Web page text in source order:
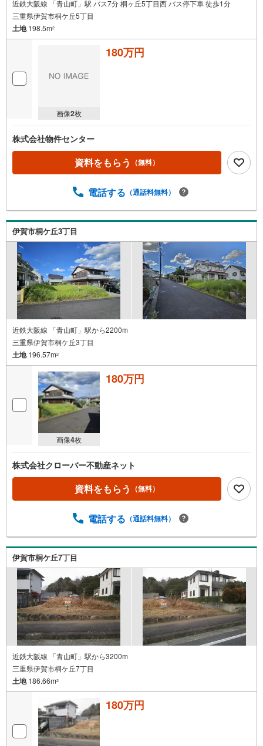
近鉄大阪線 「青山町」駅 バス7分 桐ヶ丘5丁目西 バス停下車 徒歩1分
三重県伊賀市桐ケ丘5丁目
土地198.5m2
画像2枚
180万円
株式会社物件センター
資料をもらう （無料）
電話する （通話料無料）
伊賀市桐ケ丘3丁目
近鉄大阪線 「青山町」駅から2200m
三重県伊賀市桐ケ丘3丁目
土地196.57m2
画像4枚
180万円
株式会社クローバー不動産ネット
資料をもらう （無料）
電話する （通話料無料）
伊賀市桐ケ丘7丁目
近鉄大阪線 「青山町」駅から3200m
三重県伊賀市桐ケ丘7丁目
土地186.66m2
180万円